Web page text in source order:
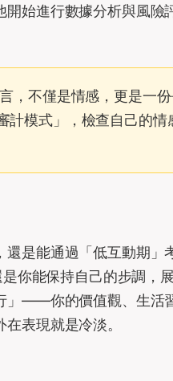
始進行數據分析與風險
，不僅是情感，更是一
模式」，檢查自己的情
是能通過「低互動期」
你能保持自己的步調，
」——你的價值觀、生活
表現就是冷淡。